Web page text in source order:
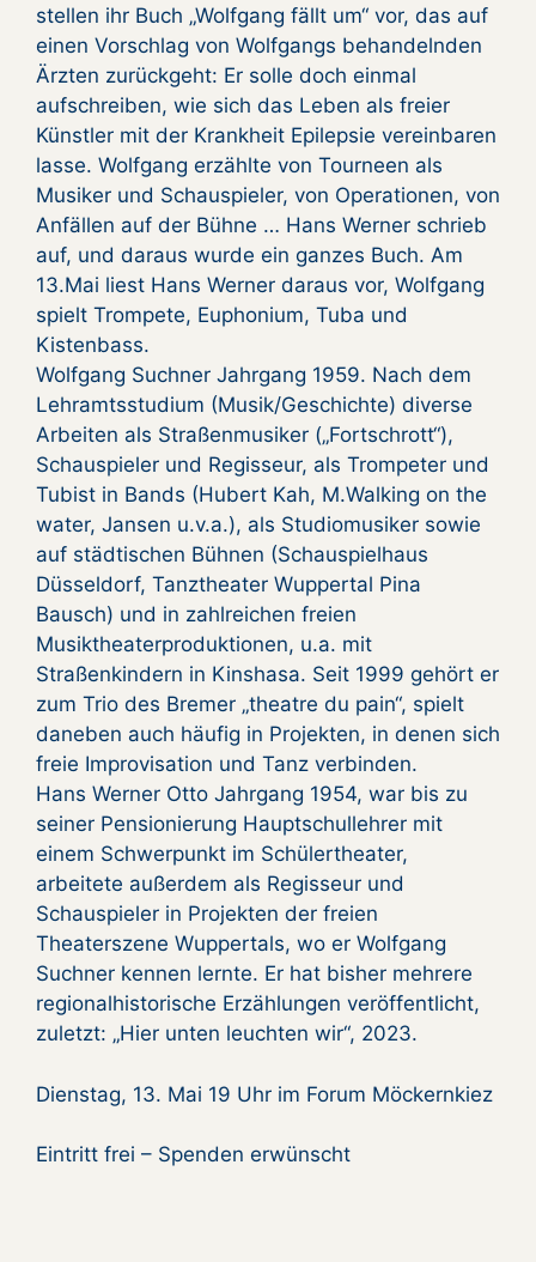
stellen ihr Buch „Wolfgang fällt um“ vor, das auf
einen Vorschlag von Wolfgangs behandelnden
Ärzten zurückgeht: Er solle doch einmal
aufschreiben, wie sich das Leben als freier
Künstler mit der Krankheit Epilepsie vereinbaren
lasse. Wolfgang erzählte von Tourneen als
Musiker und Schauspieler, von Operationen, von
Anfällen auf der Bühne … Hans Werner schrieb
auf, und daraus wurde ein ganzes Buch. Am
13.Mai liest Hans Werner daraus vor, Wolfgang
spielt Trompete, Euphonium, Tuba und
Kistenbass.
Wolfgang Suchner Jahrgang 1959. Nach dem
Lehramtsstudium (Musik/Geschichte) diverse
Arbeiten als Straßenmusiker („Fortschrott“),
Schauspieler und Regisseur, als Trompeter und
Tubist in Bands (Hubert Kah, M.Walking on the
water, Jansen u.v.a.), als Studiomusiker sowie
auf städtischen Bühnen (Schauspielhaus
Düsseldorf, Tanztheater Wuppertal Pina
Bausch) und in zahlreichen freien
Musiktheaterproduktionen, u.a. mit
Straßenkindern in Kinshasa. Seit 1999 gehört er
zum Trio des Bremer „theatre du pain“, spielt
daneben auch häufig in Projekten, in denen sich
freie Improvisation und Tanz verbinden.
Hans Werner Otto Jahrgang 1954, war bis zu
seiner Pensionierung Hauptschullehrer mit
einem Schwerpunkt im Schülertheater,
arbeitete außerdem als Regisseur und
Schauspieler in Projekten der freien
Theaterszene Wuppertals, wo er Wolfgang
Suchner kennen lernte. Er hat bisher mehrere
regionalhistorische Erzählungen veröffentlicht,
zuletzt: „Hier unten leuchten wir“, 2023.
Dienstag, 13. Mai 19 Uhr im Forum Möckernkiez
Eintritt frei – Spenden erwünscht